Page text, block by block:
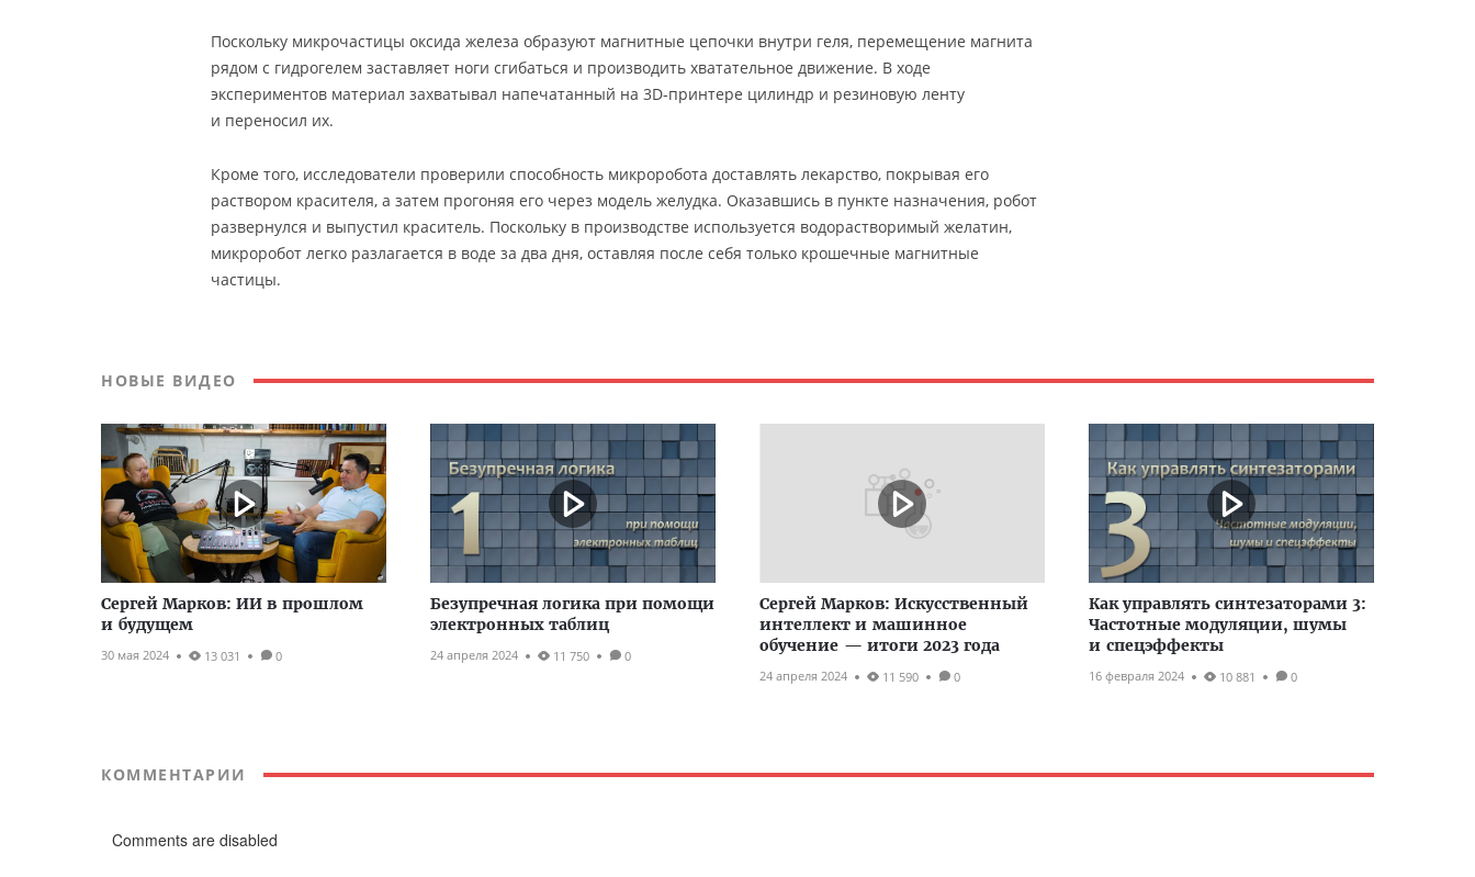
Поскольку микрочастицы оксида железа образуют магнитные цепочки внутри геля, перемещение магнита
рядом с гидрогелем заставляет ноги сгибаться и производить хватательное движение. В ходе
экспериментов материал захватывал напечатанный на 3D-принтере цилиндр и резиновую ленту
и переносил их.
Кроме того, исследователи проверили способность микроробота доставлять лекарство, покрывая его
раствором красителя, а затем прогоняя его через модель желудка. Оказавшись в пункте назначения, робот
развернулся и выпустил краситель. Поскольку в производстве используется водорастворимый желатин,
микроробот легко разлагается в воде за два дня, оставляя после себя только крошечные магнитные
частицы.
НОВЫЕ ВИДЕО
Сергей Марков: ИИ в прошлом
и будущем
30 мая 2024 13 031 0
Безупречная логика при помощи
электронных таблиц
24 апреля 2024 11 750 0
Сергей Марков: Искусственный
интеллект и машинное
обучение — итоги 2023 года
24 апреля 2024 11 590 0
Как управлять синтезаторами 3:
Частотные модуляции, шумы
и спецэффекты
16 февраля 2024 10 881 0
КОММЕНТАРИИ
Comments are disabled